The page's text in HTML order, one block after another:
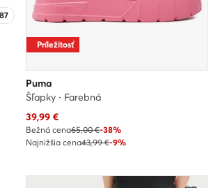
produktov:
Príležitosť
Puma
Šľapky · Farebná
Aktuálna cena
39,99€
Bežná cena65,00 €-38%
Najnižšia cena43,99 €-9%